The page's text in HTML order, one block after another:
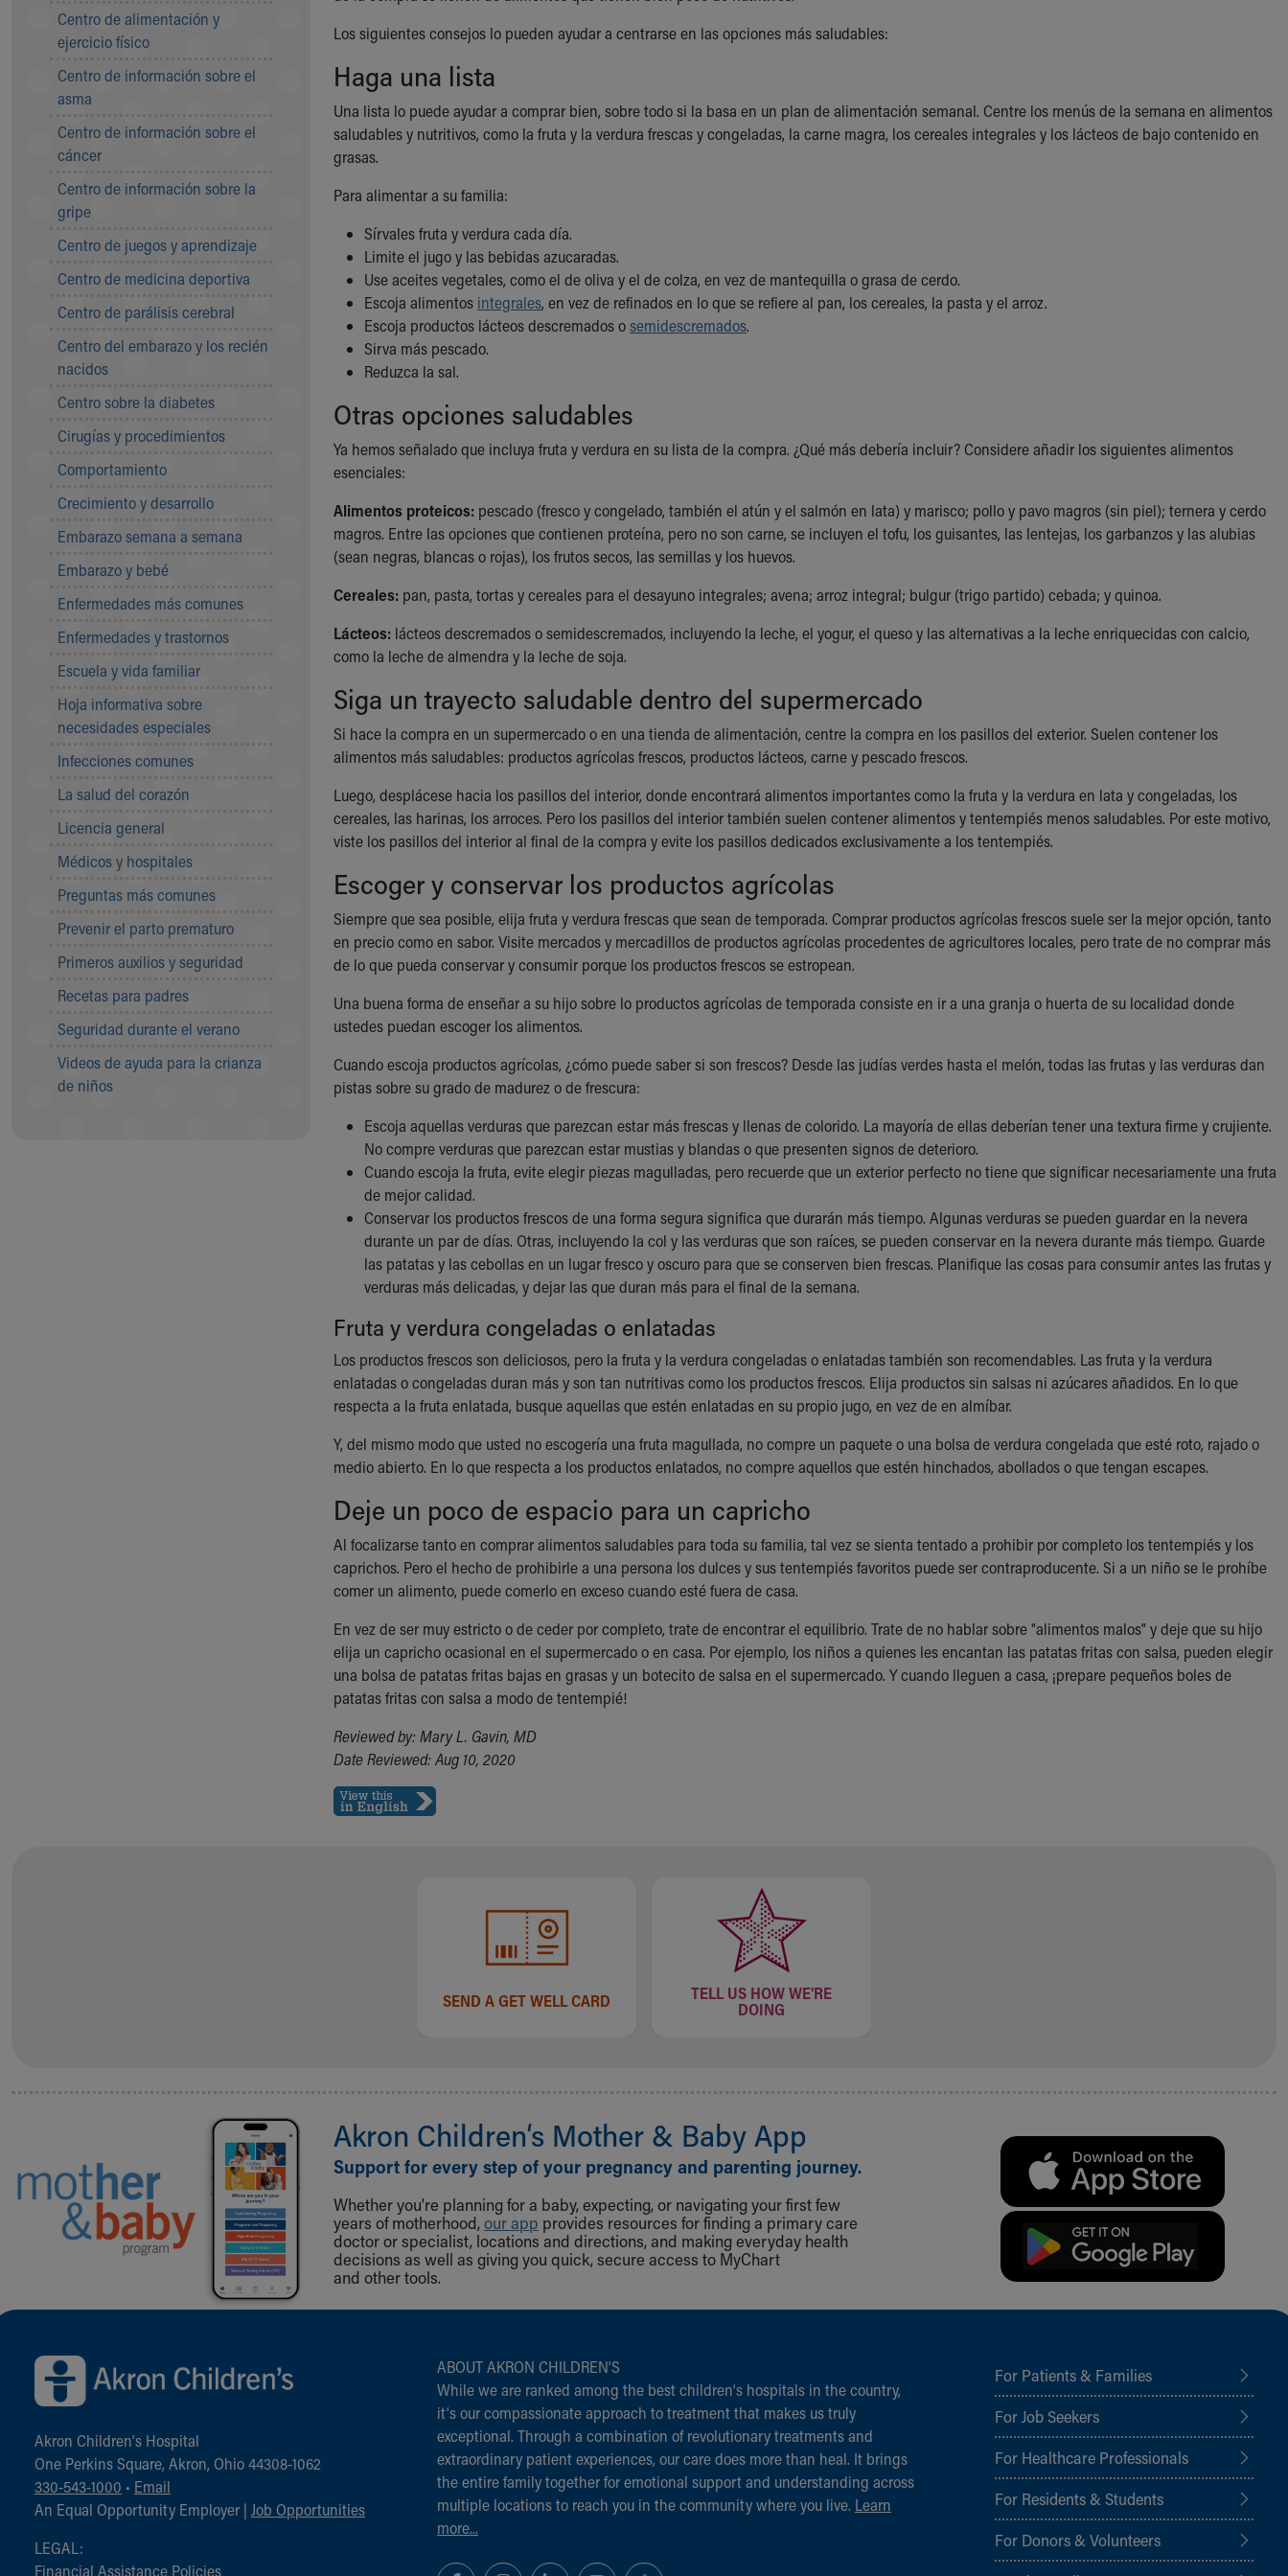
Symptom Checker
Financial Services
Price Estimates
Family Supports
Sports Health Services Provider for Akron Zips
New Parents
Find a Pediatrics Location
MyChart
Make an Appointment
Breastfeeding Medicine
Safe Sleep for Babies
Safe Sleep
Who We Are
Building a Brighter Future
Our Mission, Vision, Promise
Community Mission
Connect With Us
Our Culture of Caring
Our Leadership
Quality and Patient Safety
Unity and Engagement
Women's Board
Our History
Cincinnati Children's
Your Visit
MyChart Telehealth Visits
Doggie Brigade
During Your Visit
Rest Accommodations
Visiting
Department of Public Safety
Health Info
Health Information
Healthy Info, Healthy Kids
Inside Children's Blog
KidsHealth Topics
Family Library
Educational Resources
Injury Prevention
Centro de alimentación y
ejercicio físico
Centro de información sobre el
asma
Centro de información sobre el
cáncer
Centro de información sobre la
gripe
Centro de juegos y aprendizaje
Centro de medicina deportiva
Centro de parálisis cerebral
Centro del embarazo y los recién
nacidos
Centro sobre la diabetes
Cirugías y procedimientos
Comportamiento
Crecimiento y desarrollo
Embarazo semana a semana
Embarazo y bebé
Enfermedades más comunes
Enfermedades y trastornos
Escuela y vida familiar
Hoja informativa sobre
necesidades especiales
Infecciones comunes
La salud del corazón
Licencia general
Médicos y hospitales
Preguntas más comunes
Prevenir el parto prematuro
Primeros auxilios y seguridad
Recetas para padres
Seguridad durante el verano
Videos de ayuda para la crianza
de niños
Los siguientes consejos lo pueden ayudar a centrarse en las opciones más saludables:
Haga una lista
Una lista lo puede ayudar a comprar bien, sobre todo si la basa en un plan de alimentación semanal. Centre los menús de la semana en alimentos
saludables y nutritivos, como la fruta y la verdura frescas y congeladas, la carne magra, los cereales integrales y los lácteos de bajo contenido en
grasas.
Para alimentar a su familia:
Sírvales fruta y verdura cada día.
Limite el jugo y las bebidas azucaradas.
Use aceites vegetales, como el de oliva y el de colza, en vez de mantequilla o grasa de cerdo.
Escoja alimentos integrales, en vez de refinados en lo que se refiere al pan, los cereales, la pasta y el arroz.
Escoja productos lácteos descremados osemidescremados.
Sirva más pescado.
Reduzca la sal.
Otras opciones saludables
Ya hemos señalado que incluya fruta y verdura en su lista de la compra. ¿Qué más debería incluir? Considere añadir los siguientes alimentos
esenciales:
Alimentos proteicos: pescado (fresco y congelado, también el atún y el salmón en lata) y marisco; pollo y pavo magros (sin piel); ternera y cerdo
magros. Entre las opciones que contienen proteína, pero no son carne, se incluyen el tofu, los guisantes, las lentejas, los garbanzos y las alubias
(sean negras, blancas o rojas), los frutos secos, las semillas y los huevos.
Cereales: pan, pasta, tortas y cereales para el desayuno integrales; avena; arroz integral; bulgur (trigo partido) cebada; y quinoa.
Lácteos: lácteos descremados o semidescremados, incluyendo la leche, el yogur, el queso y las alternativas a la leche enriquecidas con calcio,
como la leche de almendra y la leche de soja.
Siga un trayecto saludable dentro del supermercado
Si hace la compra en un supermercado o en una tienda de alimentación, centre la compra en los pasillos del exterior. Suelen contener los
alimentos más saludables: productos agrícolas frescos, productos lácteos, carne y pescado frescos.
Luego, desplácese hacia los pasillos del interior, donde encontrará alimentos importantes como la fruta y la verdura en lata y congeladas, los
cereales, las harinas, los arroces. Pero los pasillos del interior también suelen contener alimentos y tentempiés menos saludables. Por este motivo,
viste los pasillos del interior al final de la compra y evite los pasillos dedicados exclusivamente a los tentempiés.
Escoger y conservar los productos agrícolas
Siempre que sea posible, elija fruta y verdura frescas que sean de temporada. Comprar productos agrícolas frescos suele ser la mejor opción, tanto
en precio como en sabor. Visite mercados y mercadillos de productos agrícolas procedentes de agricultores locales, pero trate de no comprar más
de lo que pueda conservar y consumir porque los productos frescos se estropean.
Una buena forma de enseñar a su hijo sobre lo productos agrícolas de temporada consiste en ir a una granja o huerta de su localidad donde
ustedes puedan escoger los alimentos.
Cuando escoja productos agrícolas, ¿cómo puede saber si son frescos? Desde las judías verdes hasta el melón, todas las frutas y las verduras dan
pistas sobre su grado de madurez o de frescura:
Escoja aquellas verduras que parezcan estar más frescas y llenas de colorido. La mayoría de ellas deberían tener una textura firme y crujiente.
No compre verduras que parezcan estar mustias y blandas o que presenten signos de deterioro.
Cuando escoja la fruta, evite elegir piezas magulladas, pero recuerde que un exterior perfecto no tiene que significar necesariamente una fruta
de mejor calidad.
Conservar los productos frescos de una forma segura significa que durarán más tiempo. Algunas verduras se pueden guardar en la nevera
durante un par de días. Otras, incluyendo la col y las verduras que son raíces, se pueden conservar en la nevera durante más tiempo. Guarde
las patatas y las cebollas en un lugar fresco y oscuro para que se conserven bien frescas. Planifique las cosas para consumir antes las frutas y
verduras más delicadas, y dejar las que duran más para el final de la semana.
Fruta y verdura congeladas o enlatadas
Los productos frescos son deliciosos, pero la fruta y la verdura congeladas o enlatadas también son recomendables. Las fruta y la verdura
enlatadas o congeladas duran más y son tan nutritivas como los productos frescos. Elija productos sin salsas ni azúcares añadidos. En lo que
respecta a la fruta enlatada, busque aquellas que estén enlatadas en su propio jugo, en vez de en almíbar.
Y, del mismo modo que usted no escogería una fruta magullada, no compre un paquete o una bolsa de verdura congelada que esté roto, rajado o
medio abierto. En lo que respecta a los productos enlatados, no compre aquellos que estén hinchados, abollados o que tengan escapes.
Deje un poco de espacio para un capricho
Al focalizarse tanto en comprar alimentos saludables para toda su familia, tal vez se sienta tentado a prohibir por completo los tentempiés y los
caprichos. Pero el hecho de prohibirle a una persona los dulces y sus tentempiés favoritos puede ser contraproducente. Si a un niño se le prohíbe
comer un alimento, puede comerlo en exceso cuando esté fuera de casa.
En vez de ser muy estricto o de ceder por completo, trate de encontrar el equilibrio. Trate de no hablar sobre "alimentos malos" y deje que su hijo
elija un capricho ocasional en el supermercado o en casa. Por ejemplo, los niños a quienes les encantan las patatas fritas con salsa, pueden elegir
una bolsa de patatas fritas bajas en grasas y un botecito de salsa en el supermercado. Y cuando lleguen a casa, ¡prepare pequeños boles de
patatas fritas con salsa a modo de tentempié!
Reviewed by: Mary L. Gavin, MD
Date Reviewed: Aug 10, 2020
SEND A GET WELL CARD
TELL US HOW WE'RE
DOING
Akron Children‘s Mother & Baby App
Support for every step of your pregnancy and parenting journey.
Whether you're planning for a baby, expecting, or navigating your first few
years of motherhood, our app provides resources for finding a primary care
doctor or specialist, locations and directions, and making everyday health
decisions as well as giving you quick, secure access to MyChart
and other tools.
Back to top of page
Akron Children‘s Hospital
One Perkins Square, Akron, Ohio 44308-1062
330-543-1000 • Email
An Equal Opportunity Employer | Job Opportunities
LEGAL:
Financial Assistance Policies
ABOUT AKRON CHILDREN‘S
While we are ranked among the best children‘s hospitals in the country,
it‘s our compassionate approach to treatment that makes us truly
exceptional. Through a combination of revolutionary treatments and
extraordinary patient experiences, our care does more than heal. It brings
the entire family together for emotional support and understanding across
multiple locations to reach you in the community where you live. Learn
more...
For Patients & Families
For Job Seekers
For Healthcare Professionals
For Residents & Students
For Donors & Volunteers